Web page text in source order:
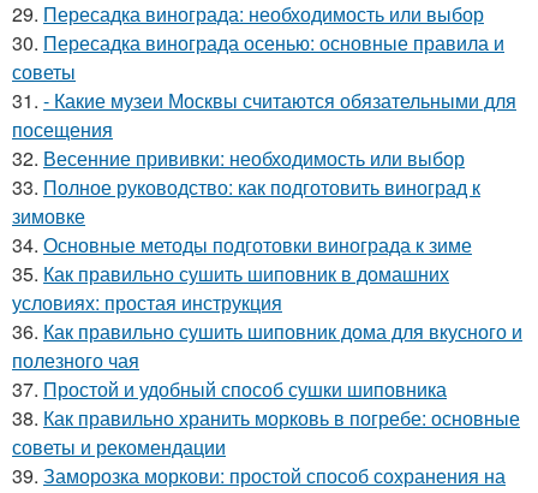
29. Пересадка винограда: необходимость или выбор
30. Пересадка винограда осенью: основные правила и
советы
31. - Какие музеи Москвы считаются обязательными для
посещения
32. Весенние прививки: необходимость или выбор
33. Полное руководство: как подготовить виноград к
зимовке
34. Основные методы подготовки винограда к зиме
35. Как правильно сушить шиповник в домашних
условиях: простая инструкция
36. Как правильно сушить шиповник дома для вкусного и
полезного чая
37. Простой и удобный способ сушки шиповника
38. Как правильно хранить морковь в погребе: основные
советы и рекомендации
39. Заморозка моркови: простой способ сохранения на